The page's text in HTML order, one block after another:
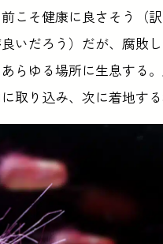
こそ健康に良さそう（
いだろう）だが、腐敗
らゆる場所に生息する
取り込み、次に着地する